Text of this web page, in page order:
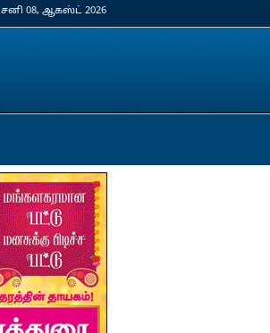
சனி 08, ஆகஸ்ட் 2026